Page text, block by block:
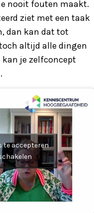
nooit fouten maakt.
ziet met een taak
dan kan dat tot
altijd alle dingen
kan je zelfconcept
te accepteren